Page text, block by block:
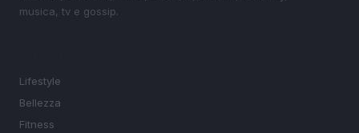
musica, tv e gossip.
Lifestyle
Bellezza
Fitness